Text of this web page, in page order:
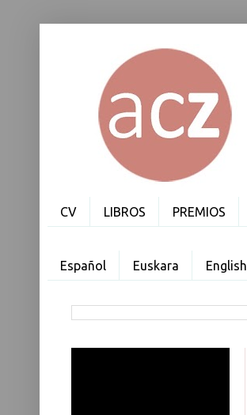
CV LIBROS PREMIOS
Español Euskara English